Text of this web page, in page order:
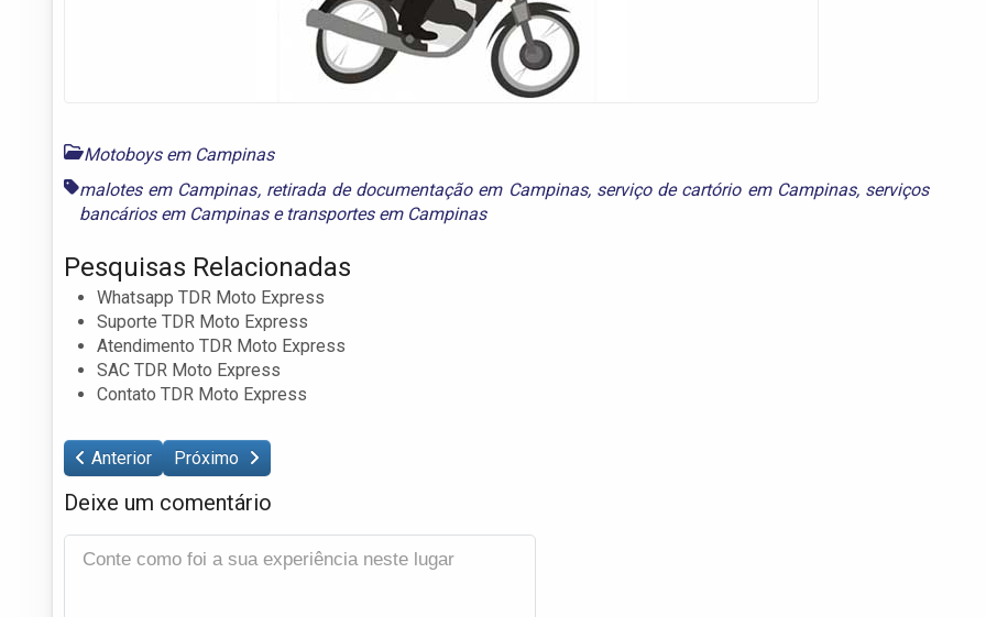
Motoboys em Campinas
malotes em Campinas, retirada de documentação em Campinas, serviço de cartório em Campinas, serviços
bancários em Campinase transportes em Campinas
Pesquisas Relacionadas
Whatsapp TDR Moto Express
Suporte TDR Moto Express
Atendimento TDR Moto Express
SAC TDR Moto Express
Contato TDR Moto Express
Anterior Próximo
Deixe um comentário